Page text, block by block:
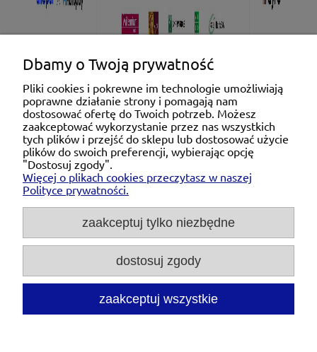
Pomoc
Moje konto
Płatności i dostawa
O nas
Michał Niedźwiecki Dobra Armatura, ul. Krakowska
28d/5, 71-021 Szczecin, woj. zachodniopomorskie,
697476240pon. - pt. 08:00-18:00 |
Mail:kontakt@dobraarmatura.pl
Dbamy o Twoją prywatność
Pliki cookies i pokrewne im technologie umożliwiają
poprawne działanie strony i pomagają nam
dostosować ofertę do Twoich potrzeb. Możesz
zaakceptować wykorzystanie przez nas wszystkich
tych plików i przejść do sklepu lub dostosować użycie
plików do swoich preferencji, wybierając opcję
"Dostosuj zgody".
Więcej o plikach cookies przeczytasz w naszej
Polityce prywatności.
zaakceptuj tylko niezbędne
dostosuj zgody
zaakceptuj wszystkie